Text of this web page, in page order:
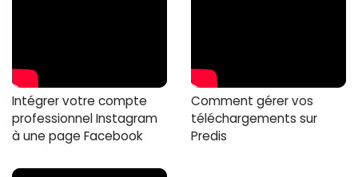
Intégrer votre compte
professionnel Instagram
à une page Facebook
Comment gérer vos
téléchargements sur
Predis